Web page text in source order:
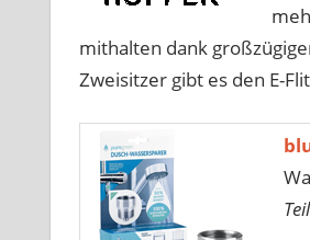
mithalten dank
Zweisitzer gibt es den E-